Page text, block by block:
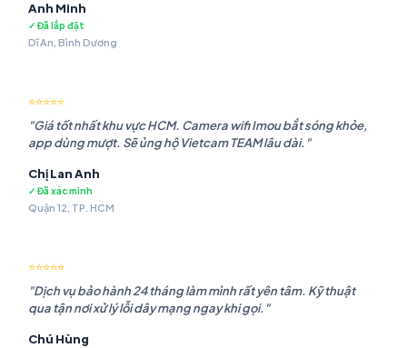
Anh Minh
✓ Đã lắp đặt
Dĩ An, Bình Dương
⭐⭐⭐⭐⭐
"Giá tốt nhất khu vực HCM. Camera wifi Imou bắt sóng khỏe,
app dùng mượt. Sẽ ủng hộ Vietcam TEAM lâu dài."
Chị Lan Anh
✓ Đã xác minh
Quận 12, TP. HCM
⭐⭐⭐⭐⭐
"Dịch vụ bảo hành 24 tháng làm mình rất yên tâm. Kỹ thuật
qua tận nơi xử lý lỗi dây mạng ngay khi gọi."
Chú Hùng